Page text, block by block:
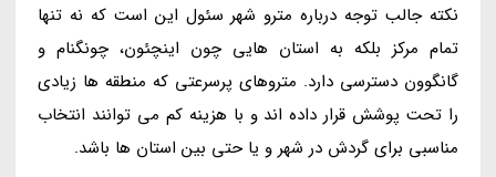
نکته جالب توجه درباره مترو شهر سئول این است که نه تنها
تمام مرکز بلکه به استان هایی چون اینچئون، چونگنام و
گانگوون دسترسی دارد. متروهای پرسرعتی که منطقه ها زیادی
را تحت پوشش قرار داده اند و با هزینه کم می توانند انتخاب
مناسبی برای گردش در شهر و یا حتی بین استان ها باشد.